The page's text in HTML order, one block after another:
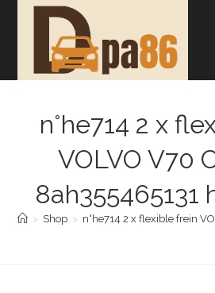
n°he714 2 x
VOLVO V70
8ah355465131
> Shop > n°he714 2 x flexible frein